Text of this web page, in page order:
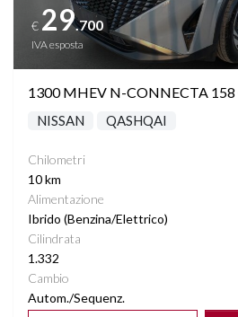
€ 29.700
IVA esposta
1300 MHEV N-CONNECTA
NISSAN QASHQAI
Chilometri
10 km
Alimentazione
Ibrido (Benzina/Elettrico)
Cilindrata
1.332
Cambio
Autom./Sequenz.